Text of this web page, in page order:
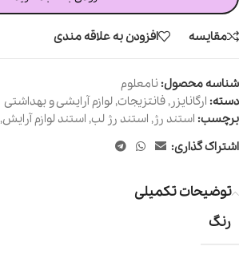
مقایسه افزودن به علاقه مندی
شناسه محصول: نامعلوم
دسته: ارگانایزر , فانتزیجات, لوازم آرایشی و بهداشتی
برچسب: استند رژ, استند رژ لب, استند لوازم آرایش,
اشتراک گذاری:
توضیحات تکمیلی
رنگ